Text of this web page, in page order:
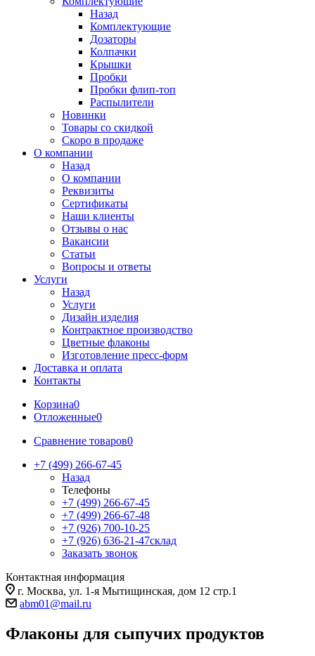
Назад
Комплектующие
Дозаторы
Колпачки
Крышки
Пробки
Пробки флип-топ
Распылители
Новинки
Товары со скидкой
Скоро в продаже
О компании
Назад
О компании
Реквизиты
Сертификаты
Наши клиенты
Отзывы о нас
Вакансии
Статьи
Вопросы и ответы
Услуги
Назад
Услуги
Дизайн изделия
Контрактное производство
Цветные флаконы
Изготовление пресс-форм
Доставка и оплата
Контакты
Корзина0
Отложенные0
Сравнение товаров0
+7 (499) 266-67-45
Назад
Телефоны
+7 (499) 266-67-45
+7 (499) 266-67-48
+7 (926) 700-10-25
+7 (926) 636-21-47склад
Заказать звонок
Контактная информация
г. Москва, ул. 1-я Мытищинская, дом 12 стр.1
abm01@mail.ru
Флаконы для сыпучих продуктов